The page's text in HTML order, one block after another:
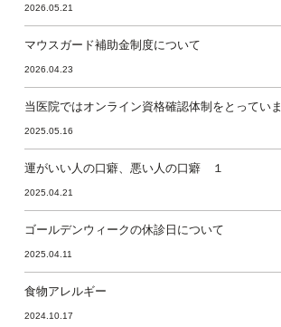
2026.05.21
マウスガード補助金制度について
2026.04.23
当医院ではオンライン資格確認体制をとっていま
2025.05.16
運がいい人の口癖、悪い人の口癖 １
2025.04.21
ゴールデンウィークの休診日について
2025.04.11
食物アレルギー
2024.10.17